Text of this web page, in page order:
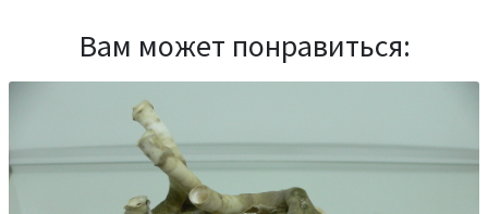
Вам может понравиться: